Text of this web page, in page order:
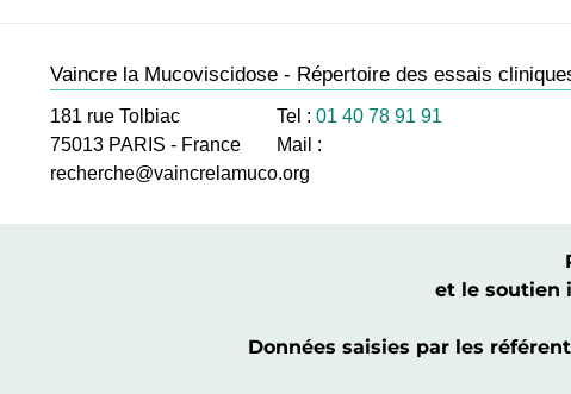
Vaincre la Mucoviscidose - Répertoire des essais
181 rue Tolbiac
75013 PARIS - France
Tel : 01 40 78 91 91
Mail :
recherche@vaincrelamuco.org
et le soutien
Données saisies par les